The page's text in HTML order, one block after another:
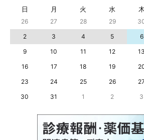
日 月 火 水 木
26 27 28 29
2
3 4 5 6
9
10 11 12 13
16
17 18 19
23
24 25 26
30
31 1 2 3